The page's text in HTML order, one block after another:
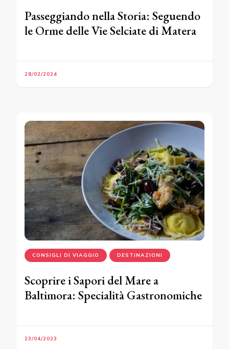
Passeggiando nella Storia: Seguendo
le Orme delle Vie Selciate di Matera
28/02/2024
CONSIGLI DI VIAGGIO DESTINAZIONI
Scoprire i Sapori del Mare a
Baltimora: Specialità Gastronomiche
23/04/2023